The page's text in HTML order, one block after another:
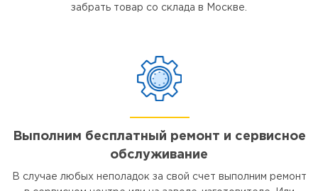
забрать товар со склада в Москве.
Выполним бесплатный ремонт и сервисное
обслуживание
В случае любых неполадок за свой счет выполним ремонт